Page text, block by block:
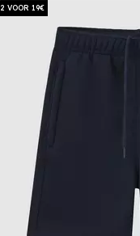
2 VOOR 19€